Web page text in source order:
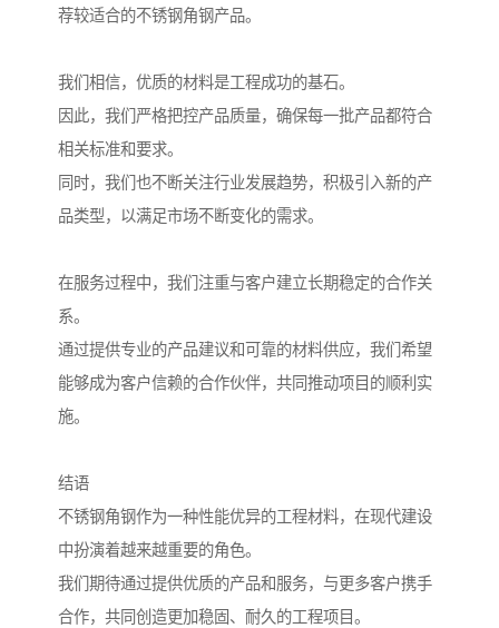
荐较适合的不锈钢角钢产品。
我们相信，优质的材料是工程成功的基石。
因此，我们严格把控产品质量，确保每一批产品都符合
相关标准和要求。
同时，我们也不断关注行业发展趋势，积极引入新的产
品类型，以满足市场不断变化的需求。
在服务过程中，我们注重与客户建立长期稳定的合作关
系。
通过提供专业的产品建议和可靠的材料供应，我们希望
能够成为客户信赖的合作伙伴，共同推动项目的顺利实
施。
结语
不锈钢角钢作为一种性能优异的工程材料，在现代建设
中扮演着越来越重要的角色。
我们期待通过提供优质的产品和服务，与更多客户携手
合作，共同创造更加稳固、耐久的工程项目。